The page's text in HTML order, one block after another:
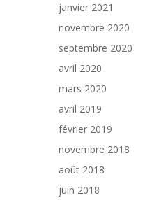
janvier 2021
novembre 2020
septembre 2020
avril 2020
mars 2020
avril 2019
février 2019
novembre 2018
août 2018
juin 2018